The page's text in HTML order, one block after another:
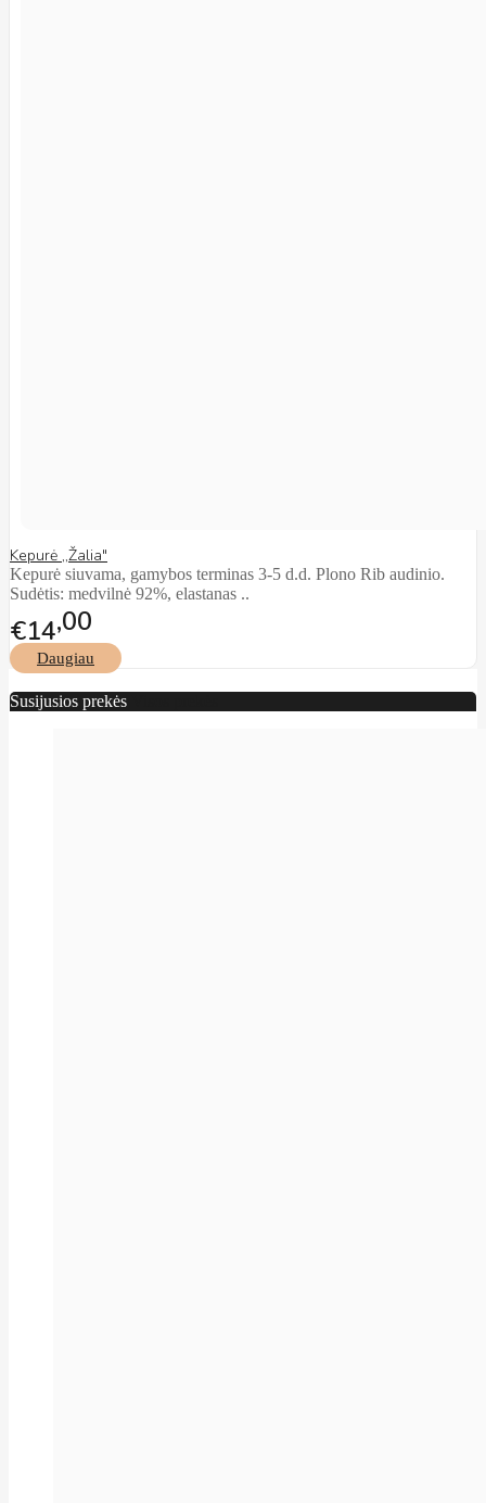
Kepurė ,,Žalia"
Kepurė siuvama, gamybos terminas 3-5 d.d. Plono Rib audinio.
Sudėtis: medvilnė 92%, elastanas ..
€14 00
Daugiau
Susijusios prekės